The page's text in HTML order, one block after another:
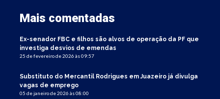
Mais comentadas
Ex-senador FBC e filhos são alvos de operação da PF que
investiga desvios de emendas
25 de fevereiro de 2026 às 09:57
Substituto do Mercantil Rodrigues em Juazeiro já divulga
vagas de emprego
05 de janeiro de 2026 às 08:00